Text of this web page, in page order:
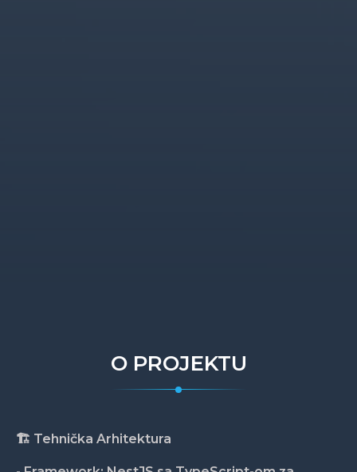
O PROJEKTU
🏗️ Tehnička Arhitektura